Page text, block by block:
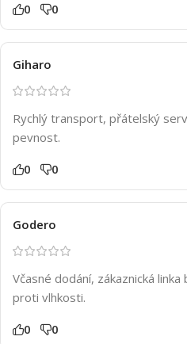
0 0
Giharo
Rychlý transport, přátelský
pevnost.
0 0
Godero
Včasné dodání, zákaznická
proti vlhkosti.
0 0